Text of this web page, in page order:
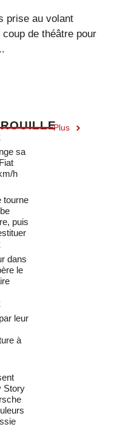
prise au volant
coup de théâtre pour
Plus
sa
h
tourne
puis
dans
le
leur
à
Story